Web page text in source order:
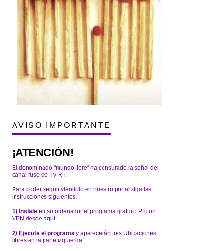
AVISO IMPORTANTE
¡ATENCIÓN!
El denominado "mundo libre" ha censurado la señal del
canal ruso de TV RT.
Para poder seguir viéndolo en nuestro portal siga las
instrucciones siguientes:
1) Instale en su ordenador el programa gratuito Proton
VPN desde aquí:
2) Ejecute el programa y aparecerán tres Ubicaciones
libres en la parte izquierda